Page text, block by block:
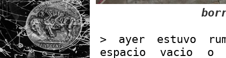
> ayer estuvo
espacio vacio o